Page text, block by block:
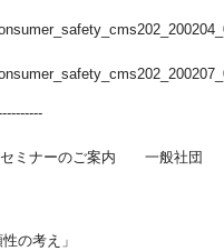
セミナーのご案内 一般社団
の考え」